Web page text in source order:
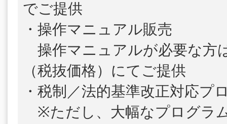
でご提供
・操作マニュアル販売
操作マニュアルが必要な方
（税抜価格）にてご提供
・税制／法的基準改正対応プ
※ただし、大幅なプログラ